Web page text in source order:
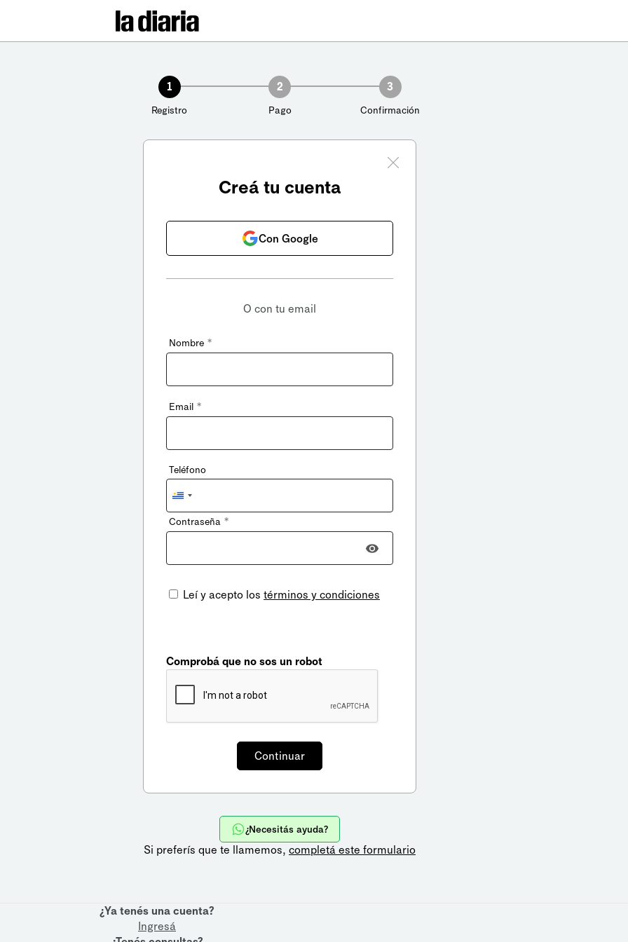
1
Registro
2
Pago
3
Confirmación
Creá tu cuenta
Con Google
O con tu email
Nombre *
Email *
Teléfono
Uruguay
+598
Contraseña *
Leí y acepto los términos y condiciones
Comprobá que no sos un robot
¿Necesitás ayuda?
Si preferís que te llamemos, completá este formulario
¿Ya tenés una cuenta?
Ingresá